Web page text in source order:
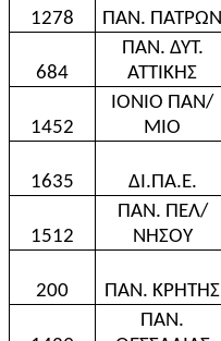
1278 ΠΑΝ. ΠΑΤΡΩΝ
684
ΠΑΝ. ΔΥΤ.
ΑΤΤΙΚΗΣ
1452
ΙΟΝΙΟ ΠΑΝ/
ΜΙΟ
1635 ΔΙ.ΠΑ.Ε.
1512
ΠΑΝ. ΠΕΛ/
ΝΗΣΟΥ
200 ΠΑΝ. ΚΡΗΤΗΣ
ΠΑΝ.